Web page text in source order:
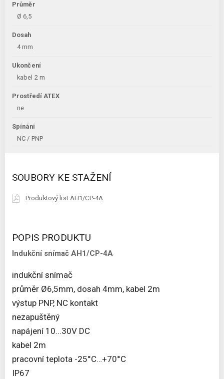
Průměr
Ø 6,5
Dosah
4 mm
Ukončení
kabel 2 m
Prostředí ATEX
ne
Spínání
NC / PNP
SOUBORY KE STAŽENÍ
Produktový list AH1/CP-4A
POPIS PRODUKTU
Indukční snímač AH1/CP-4A
indukční snímač
průměr Ø6,5mm, dosah 4mm, kabel 2m
výstup PNP, NC kontakt
nezapuštěný
napájení 10...30V DC
kabel 2m
pracovní teplota -25°C…+70°C
IP67